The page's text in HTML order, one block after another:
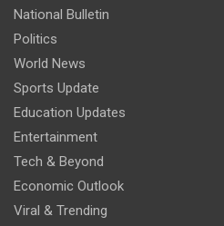
National Bulletin
Politics
World News
Sports Update
Education Updates
Entertainment
Tech & Beyond
Economic Outlook
Viral & Trending